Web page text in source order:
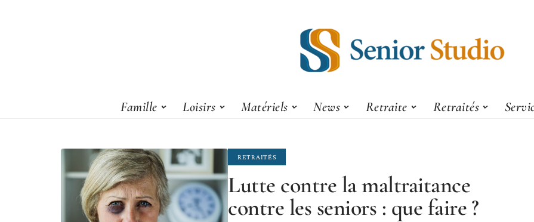
Famille Loisirs Matériels News Retraite Retraités
RETRAITÉS
Lutte contre la maltraitance
contre les seniors : que faire ?